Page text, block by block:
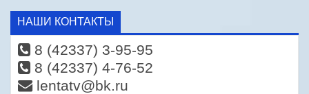
НАШИ КОНТАКТЫ
8 (42337) 3-95-95
8 (42337) 4-76-52
lentatv@bk.ru